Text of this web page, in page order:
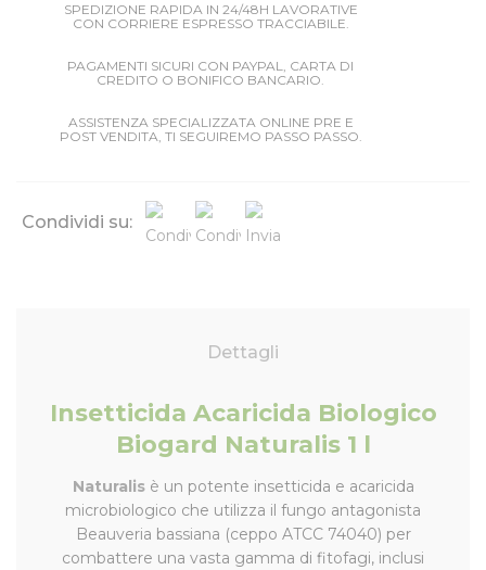
SPEDIZIONE RAPIDA IN 24/48H LAVORATIVE
CON CORRIERE ESPRESSO TRACCIABILE.
PAGAMENTI SICURI CON PAYPAL, CARTA DI
CREDITO O BONIFICO BANCARIO.
ASSISTENZA SPECIALIZZATA ONLINE PRE E
POST VENDITA, TI SEGUIREMO PASSO PASSO.
Condividi su:
Dettagli
Insetticida Acaricida Biologico
Biogard Naturalis 1 l
Naturalisè un potente insetticida e acaricida
microbiologico che utilizza il fungo antagonista
Beauveria bassiana (ceppo ATCC 74040) per
combattere una vasta gamma di fitofagi, inclusi